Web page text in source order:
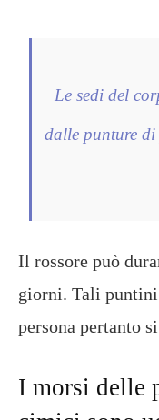
Le sedi del
dalle punture
Il rossore può
giorni. Tali
persona pertanto
I morsi delle